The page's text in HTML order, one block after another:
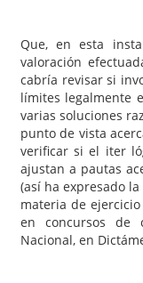
Que, en esta
valoración
cabría revisar si
límites legalmente
varias soluciones
punto de vista
verificar si el iter
ajustan a pautas
(así ha expresado
materia de
en concursos de
Nacional, en